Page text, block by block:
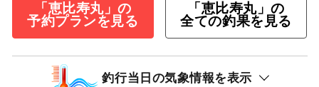
「恵比寿丸」の
予約プランを見る
「恵比寿丸」の
全ての釣果を見る
釣行当日の気象情報を表示